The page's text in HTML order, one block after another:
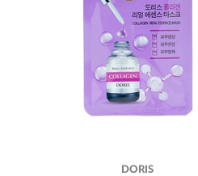
DORIS